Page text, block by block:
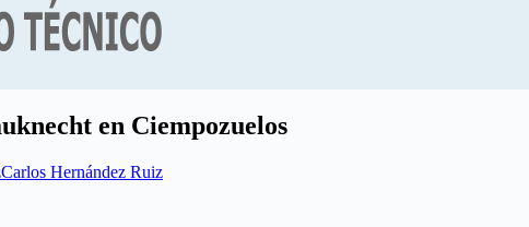
en Ciempozuelos
Carlos Hernández Ruiz